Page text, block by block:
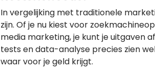
In vergelijking met traditionele
zijn. Of je nu kiest voor
media marketing, je kunt je uitgaven
tests en data-analyse precies zien
waar voor je geld krijgt.